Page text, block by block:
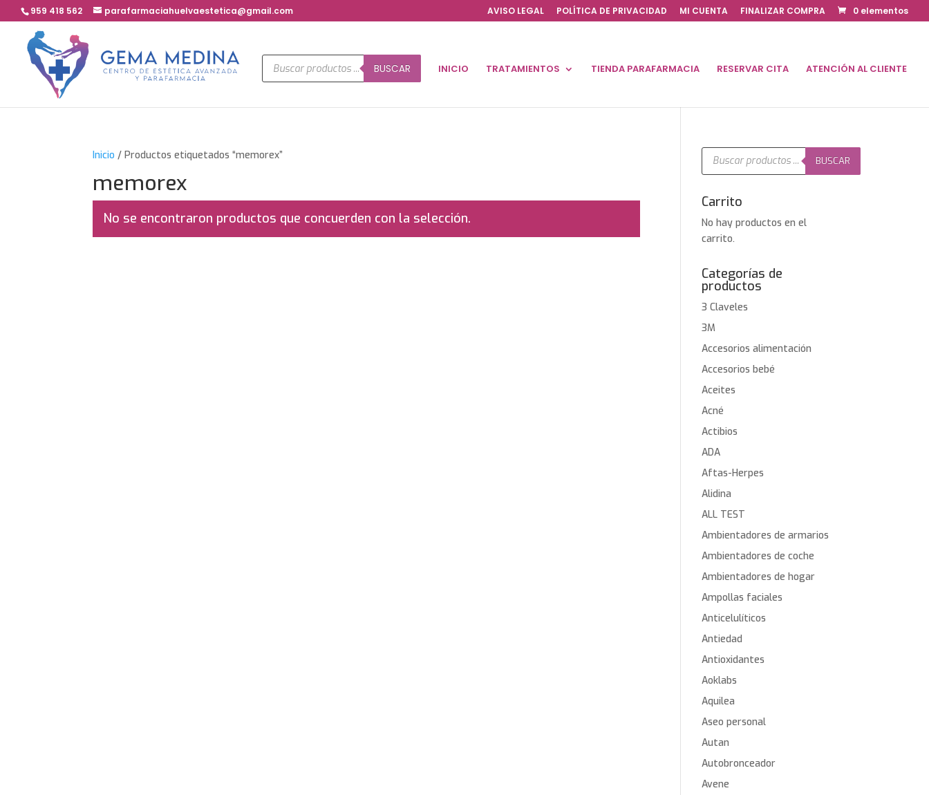
959 418 562 parafarmaciahuelvaestetica@gmail.com AVISO LEGAL POLÍTICA DE PRIVACIDAD MI CUENTA FINALIZAR COMPRA 0 elementos
Búsqueda
de
productos
BUSCAR INICIO TRATAMIENTOS TIENDA PARAFARMACIA RESERVAR CITA ATENCIÓN AL CLIENTE
Inicio / Productos etiquetados “memorex”
memorex
No se encontraron productos que concuerden con la selección.
Búsqueda
productos
BUSCAR
Carrito
No hay productos en el
carrito.
Categorías de
productos
3 Claveles
3M
Accesorios alimentación
Accesorios bebé
Aceites
Acné
Actibios
ADA
Aftas-Herpes
Alidina
ALL TEST
Ambientadores de armarios
Ambientadores de coche
Ambientadores de hogar
Ampollas faciales
Anticelulíticos
Antiedad
Antioxidantes
Aoklabs
Aquilea
Aseo personal
Autan
Autobronceador
Avene